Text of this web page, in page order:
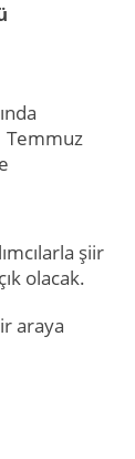
Temmuz
şiir
olacak.
araya